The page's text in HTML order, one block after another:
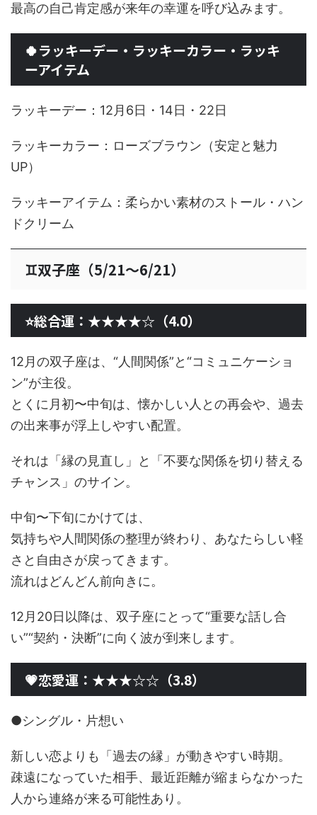
最高の自己肯定感が来年の幸運を呼び込みます。
🍀ラッキーデー・ラッキーカラー・ラッキ
ーアイテム
ラッキーデー：12月6日・14日・22日
ラッキーカラー：ローズブラウン（安定と魅力
UP）
ラッキーアイテム：柔らかい素材のストール・ハン
ドクリーム
♊双子座（5/21〜6/21）
⭐総合運：★★★★☆（4.0）
12月の双子座は、“人間関係”と“コミュニケーショ
ン”が主役。
とくに月初〜中旬は、懐かしい人との再会や、過去
の出来事が浮上しやすい配置。
それは「縁の見直し」と「不要な関係を切り替える
チャンス」のサイン。
中旬〜下旬にかけては、
気持ちや人間関係の整理が終わり、あなたらしい軽
さと自由さが戻ってきます。
流れはどんどん前向きに。
12月20日以降は、双子座にとって“重要な話し合
い”“契約・決断”に向く波が到来します。
💗恋愛運：★★★☆☆（3.8）
●シングル・片想い
新しい恋よりも「過去の縁」が動きやすい時期。
疎遠になっていた相手、最近距離が縮まらなかった
人から連絡が来る可能性あり。